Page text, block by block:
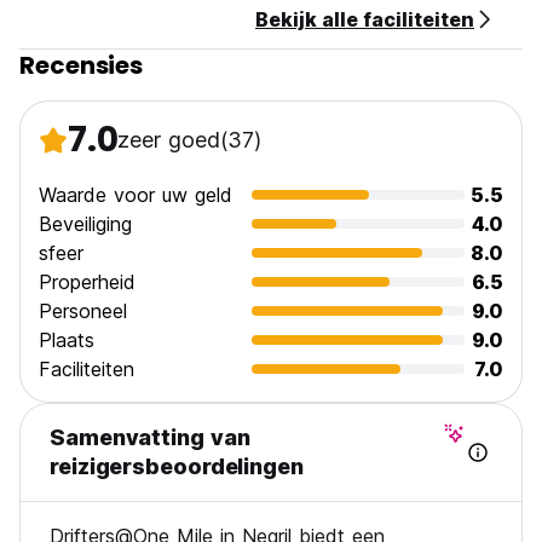
Geen avondklok.
(Auto-translated from original language)
Bekijk alle faciliteiten
Recensies
7.0zeer goed(37)
Waarde voor uw geld
5.5
Beveiliging
4.0
sfeer
8.0
Properheid
6.5
Personeel
9.0
Plaats
9.0
Faciliteiten
7.0
Samenvatting van
reizigersbeoordelingen
Drifters@One Mile in Negril biedt een